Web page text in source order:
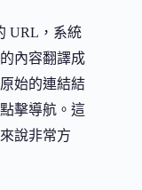
URL，系統
內容翻譯成
始的連結結
擊導航。這
說非常方